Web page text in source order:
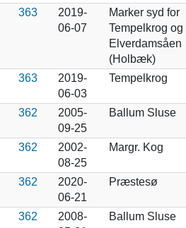
363
2019-
06-07
Marker syd for
Tempelkrog og
Elverdamsåen
(Holbæk)
363
2019-
06-03
Tempelkrog
362
2005-
09-25
Ballum Sluse
362
2002-
08-25
Margr. Kog
362
2020-
06-21
Præstesø
362
2008-
Ballum Sluse